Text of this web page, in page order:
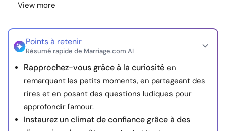
View more
Points à retenir
Résumé rapide de Marriage.com AI
Rapprochez-vous grâce à la curiosité en
remarquant les petits moments, en partageant des
rires et en posant des questions ludiques pour
approfondir l'amour.
Instaurez un climat de confiance grâce à des